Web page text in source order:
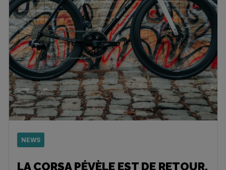
NEWS
LA CORSA PÉVÈLE EST DE RETOUR,